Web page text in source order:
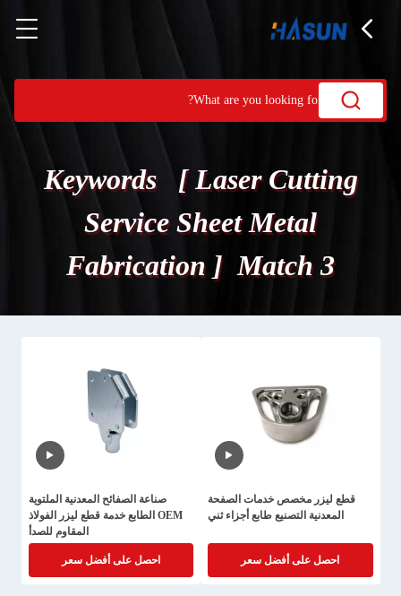
Keywords [ Laser Cutting
Service Sheet Metal
Fabrication ] Match 3
المنتجات.
قطع ليزر مخصص خدمات الصفحة
المعدنية التصنيع طابع أجزاء ثني
احصل على أفضل سعر
صناعة الصفائح المعدنية الملتوية
OEM الطابع خدمة قطع ليزر الفولاذ
المقاوم للصدأ
احصل على أفضل سعر